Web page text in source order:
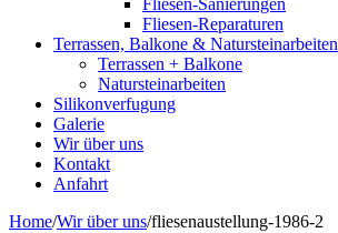
Fliesen-Sanierungen
Fliesen-Reparaturen
Terrassen, Balkone & Natursteinarbeiten
Terrassen + Balkone
Natursteinarbeiten
Silikonverfugung
Galerie
Wir über uns
Kontakt
Anfahrt
Home/Wir über uns/fliesenaustellung-1986-2